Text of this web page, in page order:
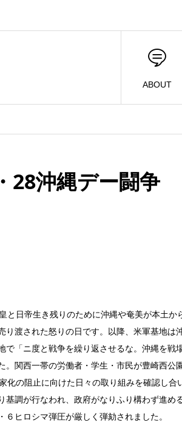
ABOUT
28沖縄デー闘争
と日帝生き残りのために沖縄や奄美が本土か
り渡された怒りの日です。以降、米軍基地は
で「ニ度と戦争を繰り返させるな。沖縄を戦
。関西一帯の労働者・学生・市民が豊崎西公
化の阻止に向けた日々の取り組みを確認し合
基調が行なわれ、政府がなりふり構わず進め
ヒロシマ弾圧が厳しく弾劾されました。